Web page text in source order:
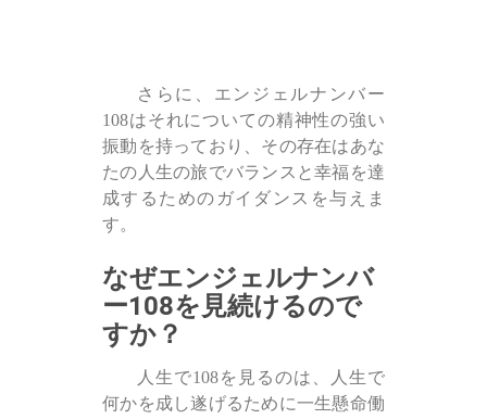
さらに、エンジェルナンバー
108はそれについての精神性の強い
振動を持っており、その存在はあな
たの人生の旅でバランスと幸福を達
成するためのガイダンスを与えま
す。
なぜエンジェルナンバ
ー108を見続けるので
すか？
人生で108を見るのは、人生で
何かを成し遂げるために一生懸命働